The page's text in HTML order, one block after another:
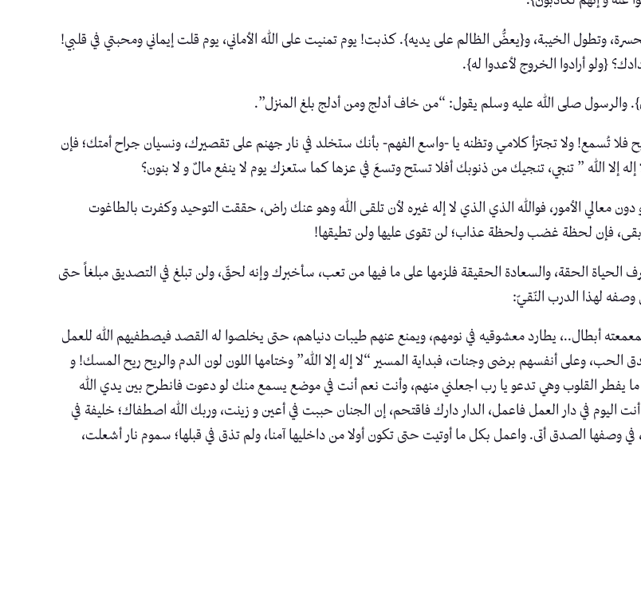
وتطول الخيبة، و{يعضُّ الظالم على يديه}. كذبت! يوم تمنيت على الله الأماني، يوم قلت إيماني ومحبتي في قلبي!
{ولو أرادوا الخروج لأعدوا له}.
صلى الله عليه وسلم يقول: “من خاف أدلج ومن أدلج بلغ المنزل”.
تُسمع! ولا تجتزأ كلامي وتظنه يا -واسع الفهم- بأنك ستخلد في نار جهنم على تقصيرك، ونسيان جراح أمتك؛ فإن
إلا الله ” تنجي، تنجيك من ذنوبك أفلا تستح وتسعَ في عزها كما ستعزك يوم لا ينفع مالٌ و لا بنون؟
معالي الأمور، فوالله الذي الذي لا إله غيره لأن تلقى الله وهو عنك راض، حققت التوحيد وكفرت بالطاغوت
فإن لحظة غضب ولحظة عذاب؛ لن تقوى عليها ولن تطيقها!
الحقة، والسعادة الحقيقة فلزمها على ما فيها من تعب، سأخبرك وإنه لحقّ، ولن تبلغ في التصديق مبلغاً حتى
وصفه لهذا الدرب النّقيّ:
أبطال..، يطارد معشوقيه في نومهم، ويمنع عنهم طيبات دنياهم، حتى يخلصوا له القصد فيصطفيهم الله للعمل
وعلى أنفسهم برضى وجنات، فبداية المسير “لا إله إلا الله” وختامها اللون لون الدم والريح ريح المسك! و
ما يفطر القلوب وهي تدعو يا رب اجعلني منهم، وأنت نعم أنت في موضع يسمع منك لو دعوت فانطرح بين يدي الله
في دار العمل فاعمل، الدار دارك فاقتحم، إن الجنان حببت في أعين و زينت، وربك الله اصطفاك؛ خليفة في
وصفها الصدق أتى. واعمل بكل ما أوتيت حتى تكون أولا من داخليها آمنا، ولم تذق في قبلها؛ سموم نار أشعلت،